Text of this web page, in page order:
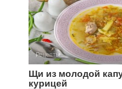
Рецепты
Щи из молодой
курицей